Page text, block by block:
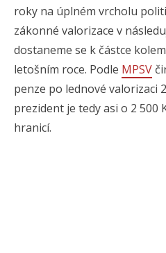
roky na úplném vrcholu
zákonné valorizace v
dostaneme se k částce
letošním roce. Podle MPSV
penze po lednové valorizaci
prezident je tedy asi o 2 500
hranicí.